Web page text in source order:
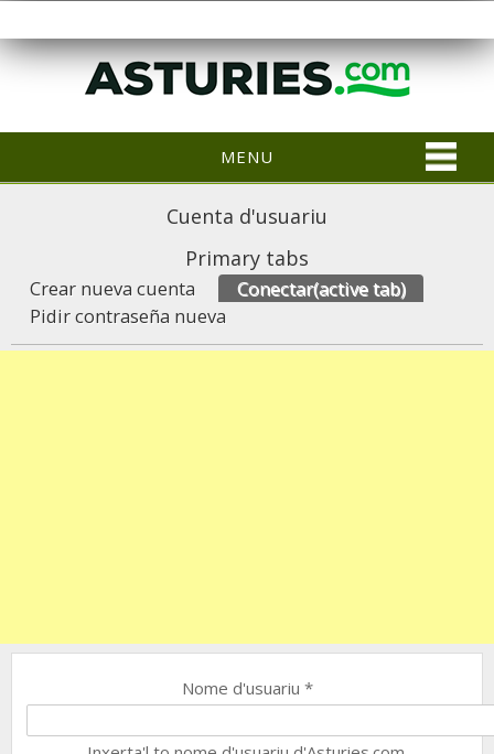
MENU
Cuenta d'usuariu
Primary tabs
Crear nueva cuenta Conectar(active tab)
Pidir contraseña nueva
Nome d'usuariu *